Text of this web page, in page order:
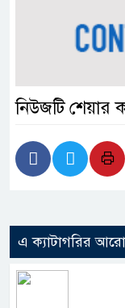
নিউজটি শেয়ার
এ ক্যাটাগরির